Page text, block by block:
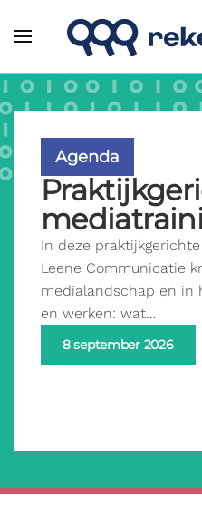
Overslaan en naar de
Agenda
In deze
Leene Communicatie
medialandschap en in
en werken: wat…
8 september 2026